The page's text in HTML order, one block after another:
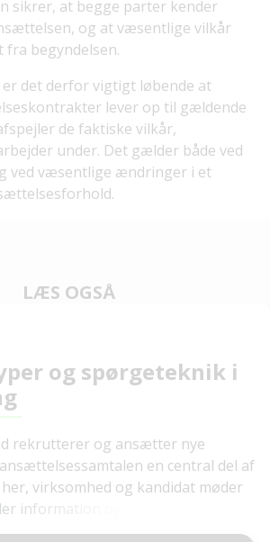
sikrer, at begge parter kender
og at væsentlige vilkår
begyndelsen.
er det derfor vigtigt løbende at
lever op til gældende
de faktiske vilkår,
under. Det gælder både ved
ved væsentlige ændringer i et
LÆS OGSÅ
og spørgeteknik i
rekrutterer og ansætter nye
en central del af
virksomhed og kandidat møder
information og vurderer, om der
godt match.